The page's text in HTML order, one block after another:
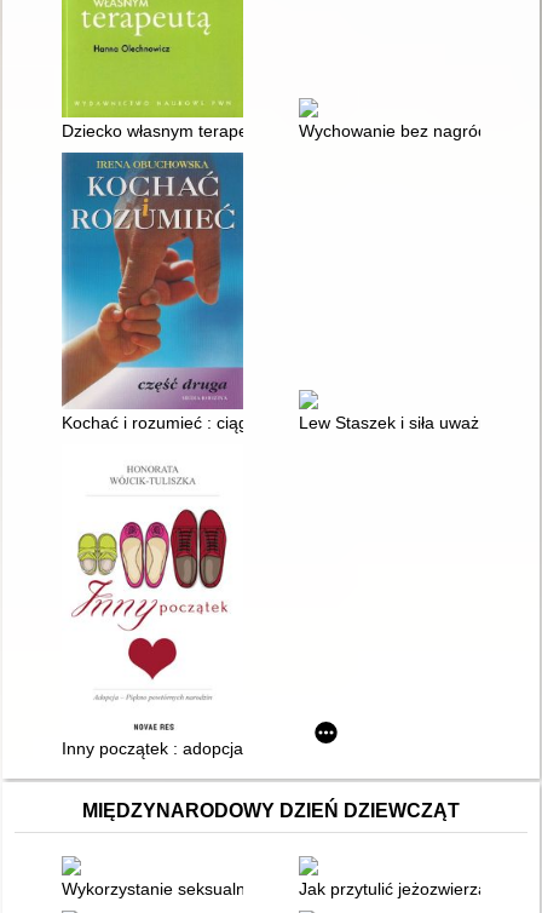
Dziecko własnym terapeutą : jak wspomagać strategie
Wychowanie bez nagród i kar
Kochać i rozumieć : ciąg dalszyLew Staszek i siła uważności
Inny początek : adopcja : piękno powtórnych narodzin
MIĘDZYNARODOWY DZIEŃ DZIEWCZĄT
Wykorzystanie seksualne dziewcząt z niepełnosprawnością
Jak przytulić jeżozwierza :